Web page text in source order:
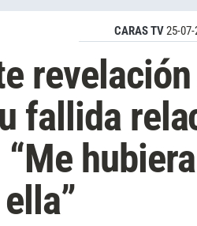
CARAS TV25-
fallida